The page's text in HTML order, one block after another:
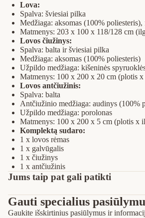
Lova:
Spalva: šviesiai pilka
Medžiaga: aksomas (100% poliesteris),
Matmenys: 203 x 100 x 118/128 cm
Lovos čiužinys:
Spalva: balta ir šviesiai pilka
Medžiaga: aksomas (100% poliesteris)
Užpildo medžiaga: kišeninės
Matmenys: 100 x 200 x 20 cm (plotis
Lovos antčiužinis:
Spalva: balta
Antčiužinio medžiaga: audinys (100%
Užpildo medžiaga: porolonas
Matmenys: 100 x 200 x 5 cm (plotis x
Komplektą sudaro:
1 x lovos rėmas
1 x galvūgalis
1 x čiužinys
1 x antčiužinis
Jums taip pat gali patikti
Gauti specialius
Gaukite išskirtinius pasiūlymus ir
Privatumo strategija
Paslaugų teikimo sąlygos
Siuntimo politika